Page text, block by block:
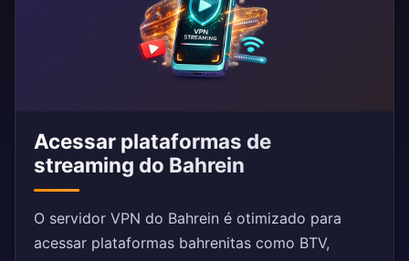
Acessar plataformas de
streaming do Bahrein
O servidor VPN do Bahrein é otimizado para
acessar plataformas bahrenitas como BTV,